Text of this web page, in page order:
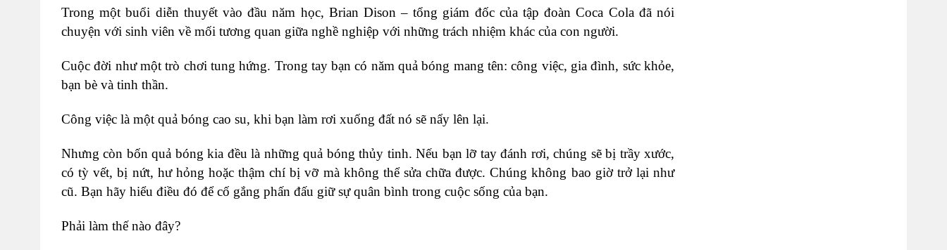
Trong một buổi diễn thuyết vào đầu năm học, Brian Dison – tổng giám đốc của tập đoàn Coca Cola đã nói
chuyện với sinh viên về mối tương quan giữa nghề nghiệp với những trách nhiệm khác của con người.
Cuộc đời như một trò chơi tung hứng. Trong tay bạn có năm quả bóng mang tên: công việc, gia đình, sức khỏe,
bạn bè và tinh thần.
Công việc là một quả bóng cao su, khi bạn làm rơi xuống đất nó sẽ nẩy lên lại.
Nhưng còn bốn quả bóng kia đều là những quả bóng thủy tinh. Nếu bạn lỡ tay đánh rơi, chúng sẽ bị trầy xước,
có tỳ vết, bị nứt, hư hỏng hoặc thậm chí bị vỡ mà không thể sửa chữa được. Chúng không bao giờ trở lại như
cũ. Bạn hãy hiểu điều đó để cố gắng phấn đấu giữ sự quân bình trong cuộc sống của bạn.
Phải làm thế nào đây?